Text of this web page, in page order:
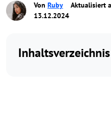
Von Ruby
Aktualisiert
13.12.2024
Inhaltsverzeichnis